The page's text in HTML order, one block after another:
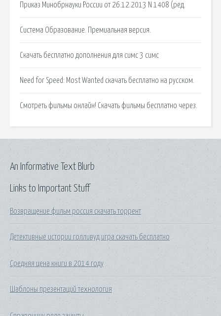
Приказ Минобрнауки России от 26.12.2013 N 1408 (ред.
Система Образование. Премиальная версия.
Скачать бесплатно дополнения для симс 3 симс
Need for Speed: Most Wanted скачать бесплатно на русском.
Смотреть фильмы онлайн! Скачать фильмы бесплатно через.
Links to Important Stuff
Возвращение фильм россия скачать торрент
Детективные истории голливуд игра скачать бесплатно
Средняя цена книги в 2014 году
Шаблоны презентаций технология
An Informative Text Blurb